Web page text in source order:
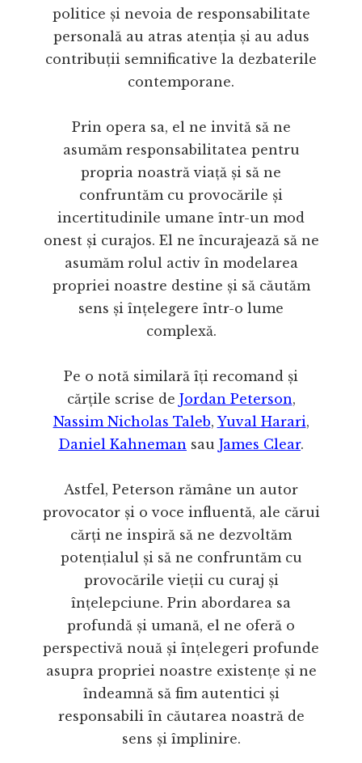
politice și nevoia de responsabilitate
personală au atras atenția și au adus
contribuții semnificative la dezbaterile
contemporane.
Prin opera sa, el ne invită să ne
asumăm responsabilitatea pentru
propria noastră viață și să ne
confruntăm cu provocările și
incertitudinile umane într-un mod
onest și curajos. El ne încurajează să ne
asumăm rolul activ în modelarea
propriei noastre destine și să căutăm
sens și înțelegere într-o lume
complexă.
Pe o notă similară îți recomand și
cărțile scrise de Jordan Peterson,
Nassim Nicholas Taleb, Yuval Harari,
Daniel Kahneman sau James Clear.
Astfel, Peterson rămâne un autor
provocator și o voce influentă, ale cărui
cărți ne inspiră să ne dezvoltăm
potențialul și să ne confruntăm cu
provocările vieții cu curaj și
înțelepciune. Prin abordarea sa
profundă și umană, el ne oferă o
perspectivă nouă și înțelegeri profunde
asupra propriei noastre existențe și ne
îndeamnă să fim autentici și
responsabili în căutarea noastră de
sens și împlinire.